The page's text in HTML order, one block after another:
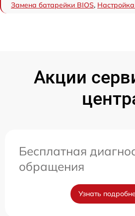
Замена батарейки BIOS,
Акции
Бесплатная
обращения
Узнать